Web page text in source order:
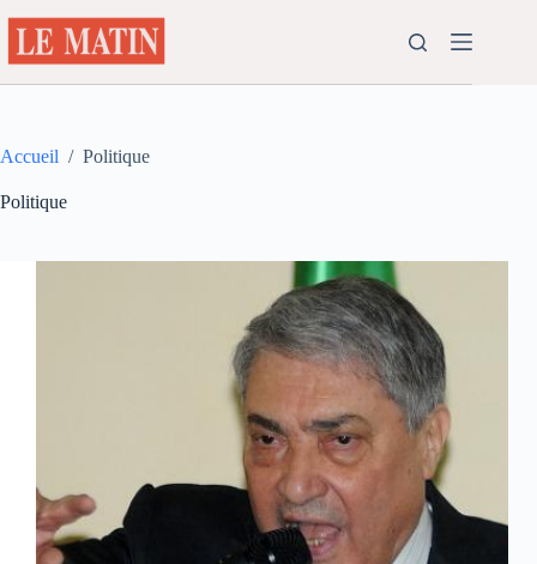
au
contenu
Accueil / Politique
Politique